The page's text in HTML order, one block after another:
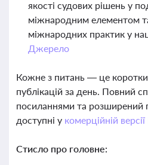
якості судових рішень у
міжнародним елементом та
міжнародних практик у
Джерело
Кожне з питань — це
публікацій за день. Повний
посиланнями та розширений
доступні у комерційній
Стисло про головне: